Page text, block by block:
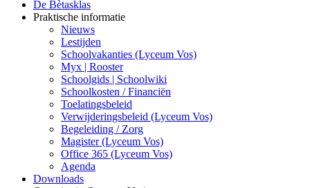
De Bètasklas
Praktische informatie
Nieuws
Lestijden
Schoolvakanties (Lyceum Vos)
Myx | Rooster
Schoolgids | Schoolwiki
Schoolkosten / Financiën
Toelatingsbeleid
Verwijderingsbeleid (Lyceum Vos)
Begeleiding / Zorg
Magister (Lyceum Vos)
Office 365 (Lyceum Vos)
Agenda
Downloads